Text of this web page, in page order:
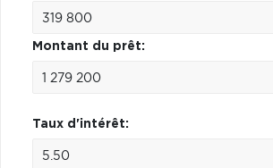
Montant du prêt:
Taux d'intérêt: